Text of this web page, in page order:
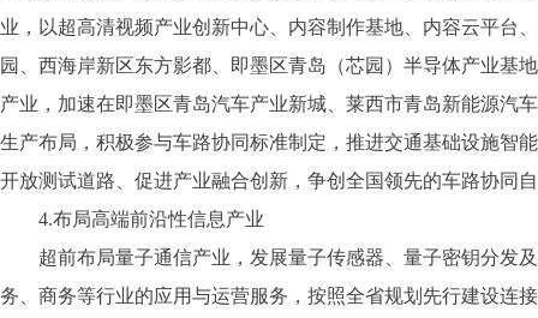
业，以超高清视频产业创新中心、内容制作基地、内容云平台
园、西海岸新区东方影都、即墨区青岛（芯园）半导体产业基
产业，加速在即墨区青岛汽车产业新城、莱西市青岛新能源汽
生产布局，积极参与车路协同标准制定，推进交通基础设施智
开放测试道路、促进产业融合创新，争创全国领先的车路协同
4.布局高端前沿性信息产业
超前布局量子通信产业，发展量子传感器、量子密钥分发及
务、商务等行业的应用与运营服务，按照全省规划先行建设连